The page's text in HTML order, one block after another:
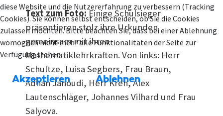
Text zum Foto:Einige Schulsieger
präsentieren stolz ihre Urkunden
gemeinsam mit ihren
Mathematiklehrkräften. Von links: Herr
Schultze, Luisa Segbers, Frau Braun,
Adnan Janoudi, Herr Kreh, Alex
Lautenschläger, Johannes Vilhard und Frau
Salyova.
diese Website und die Nutzererfahrung zu verbessern (Tracking
Cookies). Sie können selbst entscheiden, ob Sie die Cookies
zulassen möchten. Bitte beachten Sie, dass bei einer Ablehnung
womöglich nicht mehr alle Funktionalitäten der Seite zur
Verfügung stehen.
Akzeptieren Ablehnen